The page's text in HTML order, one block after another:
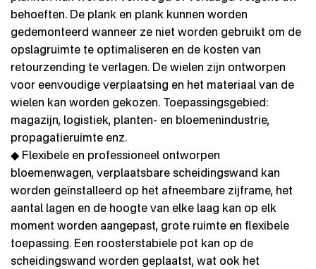
behoeften. De plank en plank kunnen worden
gedemonteerd wanneer ze niet worden gebruikt om de
opslagruimte te optimaliseren en de kosten van
retourzending te verlagen. De wielen zijn ontworpen
voor eenvoudige verplaatsing en het materiaal van de
wielen kan worden gekozen. Toepassingsgebied:
magazijn, logistiek, planten- en bloemenindustrie,
propagatieruimte enz.
◆ Flexibele en professioneel ontworpen
bloemenwagen, verplaatsbare scheidingswand kan
worden geïnstalleerd op het afneembare zijframe, het
aantal lagen en de hoogte van elke laag kan op elk
moment worden aangepast, grote ruimte en flexibele
toepassing. Een roosterstabiele pot kan op de
scheidingswand worden geplaatst, wat ook het